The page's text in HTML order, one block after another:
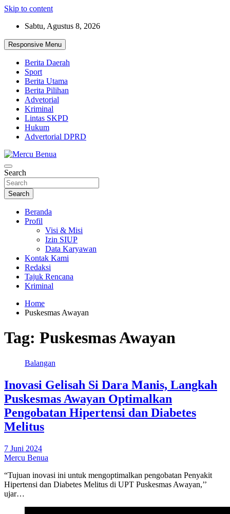
Skip to content
Sabtu, Agustus 8, 2026
Responsive Menu
Berita Daerah
Sport
Berita Utama
Berita Pilihan
Advetorial
Kriminal
Lintas SKPD
Hukum
Advertorial DPRD
Mercu Benua
Suara Masyarakat Bawah
Search
Search
Beranda
Profil
Visi & Misi
Izin SIUP
Data Karyawan
Kontak Kami
Redaksi
Tajuk Rencana
Kriminal
Home
Puskesmas Awayan
Tag: Puskesmas Awayan
Balangan
Inovasi Gelisah Si Dara Manis, Langkah
Puskesmas Awayan Optimalkan
Pengobatan Hipertensi dan Diabetes
Melitus
7 Juni 2024
Mercu Benua
“Tujuan inovasi ini untuk mengoptimalkan pengobatan Penyakit
Hipertensi dan Diabetes Melitus di UPT Puskesmas Awayan,’’
ujar…